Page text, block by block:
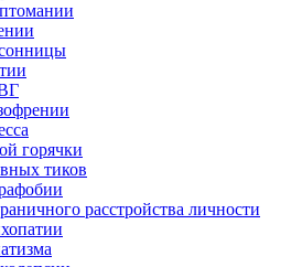
горячки
тиков
расстройства личности